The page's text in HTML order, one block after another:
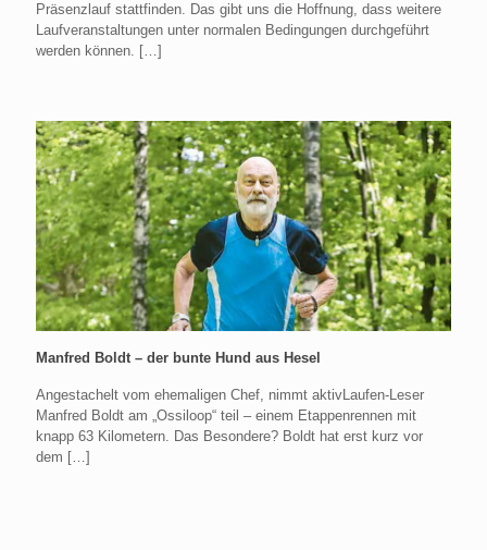
Präsenzlauf stattfinden. Das gibt uns die Hoffnung, dass weitere
Laufveranstaltungen unter normalen Bedingungen durchgeführt
werden können. […]
Manfred Boldt – der bunte Hund aus Hesel
Angestachelt vom ehemaligen Chef, nimmt aktivLaufen-Leser
Manfred Boldt am „Ossiloop“ teil – einem Etappenrennen mit
knapp 63 Kilometern. Das Besondere? Boldt hat erst kurz vor
dem […]